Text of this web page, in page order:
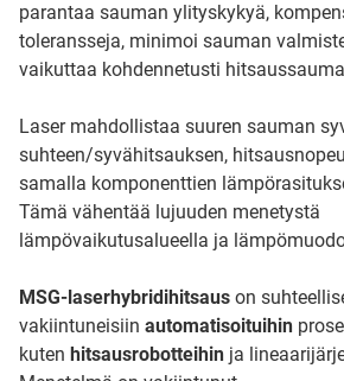
parantaa sauman ylityskykyä,
toleransseja, minimoi sauman
vaikuttaa kohdennetusti
Laser mahdollistaa suuren sauman
suhteen/syvähitsauksen,
samalla komponenttien
Tämä vähentää lujuuden menetystä
lämpövaikutusalueella ja
MSG-laserhybridihitsaus on
vakiintuneisiin automatisoituihin
kuten hitsausrobotteihin ja